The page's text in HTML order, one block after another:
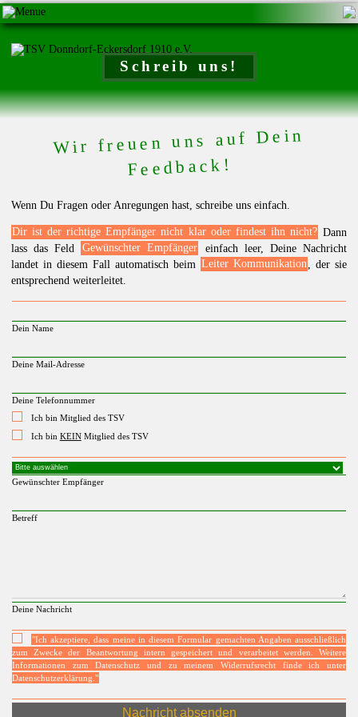
Schreib uns!
Wir freuen uns auf Dein
Feedback!
Wenn Du Fragen oder Anregungen hast, schreibe uns einfach.
Dir ist der richtige Empfänger nicht klar oder findest ihn nicht? Dann
lass das Feld
Gewünschter Empfänger einfach leer, Deine Nachricht
landet in diesem Fall automatisch beim Leiter Kommunikation , der sie
entsprechend weiterleitet.
Dein Name
Deine Mail-Adresse
Deine Telefonnummer
Ich bin Mitglied des TSV
Ich bin KEINMitglied des TSV
Gewünschter Empfänger
Betreff
Deine Nachricht
"Ich akzeptiere, dass meine in diesem Formular gemachten Angaben ausschließlich
zum Zwecke der Beantwortung intern gespeichert und verarbeitet werden. Weitere
Informationen zum Datenschutz und zu meinem Widerrufsrecht finde ich unter
Datenschutzerklärung."